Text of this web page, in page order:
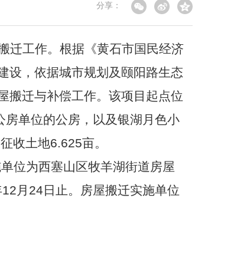
分享：
迁工作。根据《黄石市国民经济
设，依据城市规划及颐阳路生态
搬迁与补偿工作。该项目起点位
单位的公房，以及银湖月色小
收土地6.625亩。
位为西塞山区牧羊湖街道房屋
月24日止。
房屋搬迁实施单位